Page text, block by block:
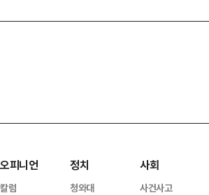
오피니언
칼럼
정치
청와대
사회
사건사고